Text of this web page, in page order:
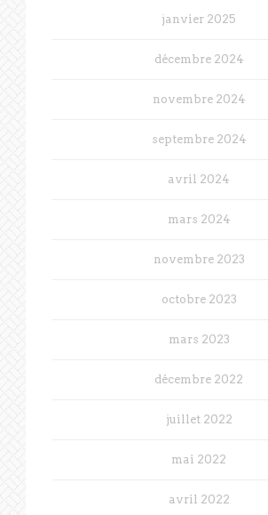
janvier 2025
décembre 2024
novembre 2024
septembre 2024
avril 2024
mars 2024
novembre 2023
octobre 2023
mars 2023
décembre 2022
juillet 2022
mai 2022
avril 2022